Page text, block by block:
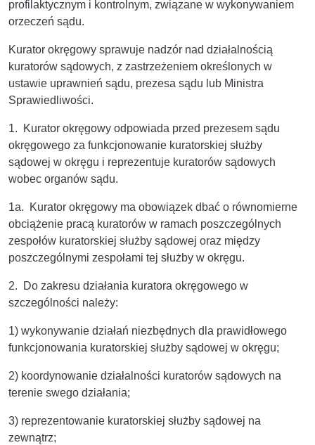
profilaktycznym i kontrolnym, związane w wykonywaniem
orzeczeń sądu.
Kurator okręgowy sprawuje nadzór nad działalnością
kuratorów sądowych, z zastrzeżeniem określonych w
ustawie uprawnień sądu, prezesa sądu lub Ministra
Sprawiedliwości.
1. Kurator okręgowy odpowiada przed prezesem sądu
okręgowego za funkcjonowanie kuratorskiej służby
sądowej w okręgu i reprezentuje kuratorów sądowych
wobec organów sądu.
1a. Kurator okręgowy ma obowiązek dbać o równomierne
obciążenie pracą kuratorów w ramach poszczególnych
zespołów kuratorskiej służby sądowej oraz między
poszczególnymi zespołami tej służby w okręgu.
2. Do zakresu działania kuratora okręgowego w
szczególności należy:
1) wykonywanie działań niezbędnych dla prawidłowego
funkcjonowania kuratorskiej służby sądowej w okręgu;
2) koordynowanie działalności kuratorów sądowych na
terenie swego działania;
3) reprezentowanie kuratorskiej służby sądowej na
zewnątrz;